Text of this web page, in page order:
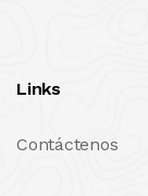
Links
Contáctenos